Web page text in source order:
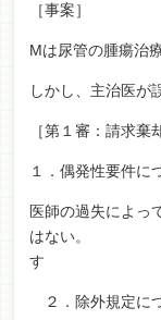
［事案］
Mは尿管の腫瘍治
しかし、主治医が
［第１審：請求棄
１．偶発性要件に
医師の過失によっ
はない
す
２．除外規定に